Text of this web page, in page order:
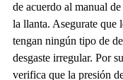
de acuerdo al manual
la llanta. Asegurate que
tengan ningún tipo de
desgaste irregular. Por
verifica que la presión